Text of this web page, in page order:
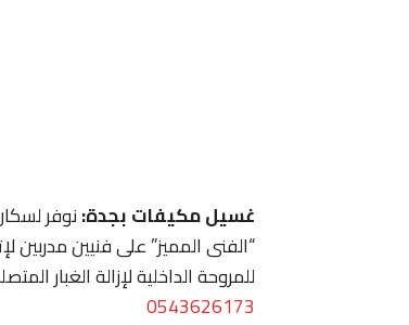
غسيل مكيفات بجدة:نوفر
“الفنى المميز” على فنيين
للمروحة الداخلية لإزالة الغبار
0543626173